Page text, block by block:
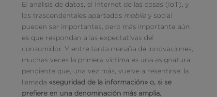
El análisis de datos, el Internet de las cosas (IoT), y
los trascendentales apartados mobiley social
pueden ser importantes, pero más importante aún
es que respondan a las expectativas del
consumidor. Y entre tanta maraña de innovaciones,
muchas veces la primera víctima es una asignatura
pendiente que, una vez más, vuelve a resentirse: la
llamada «seguridad de la información» o, si se
prefiere en una denominación más amplia,